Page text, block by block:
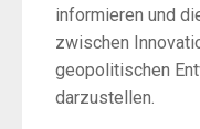
informieren und
zwischen
geopolitischen
darzustellen.